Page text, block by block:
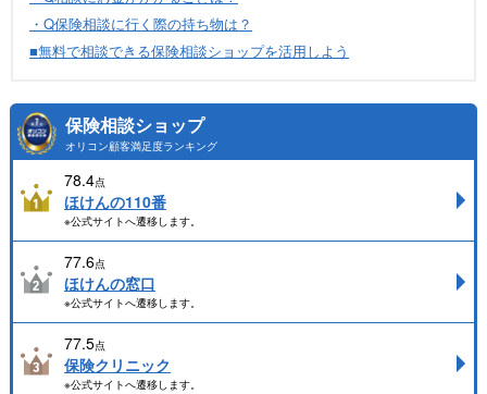
・Q保険相談に行く際の持ち物は？
■無料で相談できる保険相談ショップを活用しよう
保険相談ショップ
オリコン顧客満足度ランキング
78.4点
ほけんの110番
※公式サイトへ遷移します。
77.6点
ほけんの窓口
※公式サイトへ遷移します。
77.5点
保険クリニック
※公式サイトへ遷移します。